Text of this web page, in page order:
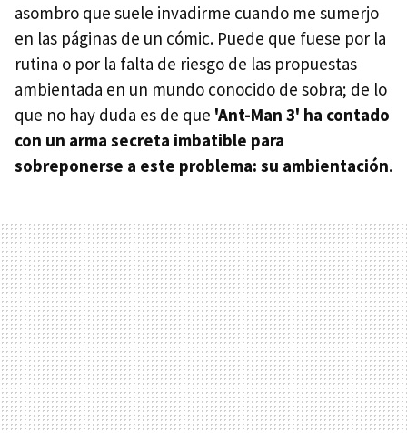
asombro que suele invadirme cuando me sumerjo
en las páginas de un cómic. Puede que fuese por la
rutina o por la falta de riesgo de las propuestas
ambientada en un mundo conocido de sobra; de lo
que no hay duda es de que 'Ant-Man 3' ha contado
con un arma secreta imbatible para
sobreponerse a este problema: su ambientación.